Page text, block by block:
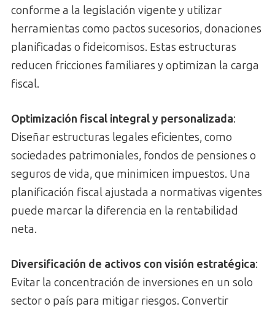
conforme a la legislación vigente y utilizar
herramientas como pactos sucesorios, donaciones
planificadas o fideicomisos. Estas estructuras
reducen fricciones familiares y optimizan la carga
fiscal.
Optimización fiscal integral y personalizada:
Diseñar estructuras legales eficientes, como
sociedades patrimoniales, fondos de pensiones o
seguros de vida, que minimicen impuestos. Una
planificación fiscal ajustada a normativas vigentes
puede marcar la diferencia en la rentabilidad
neta.
Diversificación de activos con visión estratégica:
Evitar la concentración de inversiones en un solo
sector o país para mitigar riesgos. Convertir